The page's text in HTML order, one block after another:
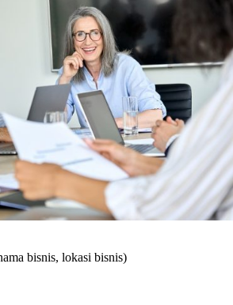
bisnis, lokasi bisnis)